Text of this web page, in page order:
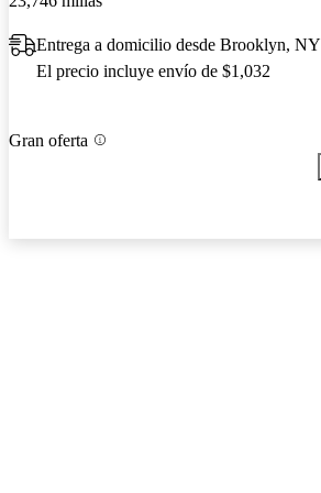
Entrega a domicilio desde Brooklyn, NY
El precio incluye envío de $1,032
Gran oferta